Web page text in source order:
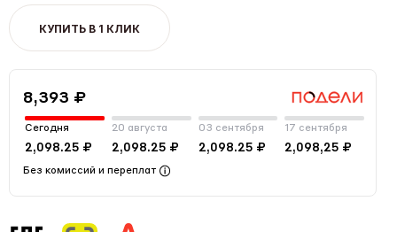
КУПИТЬ В 1 КЛИК
8,393 ₽
Сегодня
2,098.25 ₽
20 августа
2,098.25 ₽
03 сентября
2,098.25 ₽
17 сентября
2,098,25 ₽
Без комиссий и переплат